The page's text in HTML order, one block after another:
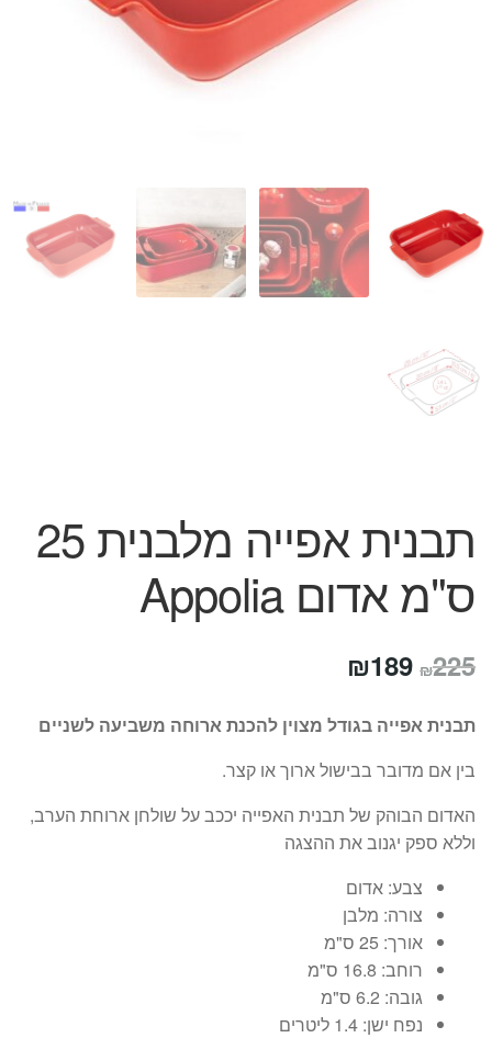
המותגים שלנו
תשלום
תבנית אפייה מלבנית 25
ס"מ אדום Appolia
₪225 המחיר
היה:
₪225.
₪189
הוא:
₪189.
תבנית אפייה בגודל מצוין להכנת ארוחה משביעה לשניים
בין אם מדובר בבישול ארוך או קצר.
האדום הבוהק של תבנית האפייה יככב על שולחן ארוחת הערב,
וללא ספק יגנוב את ההצגה
צבע: אדום
צורה: מלבן
אורך: 25 ס"מ
רוחב: 16.8 ס"מ
גובה: 6.2 ס"מ
נפח ישן: 1.4 ליטרים